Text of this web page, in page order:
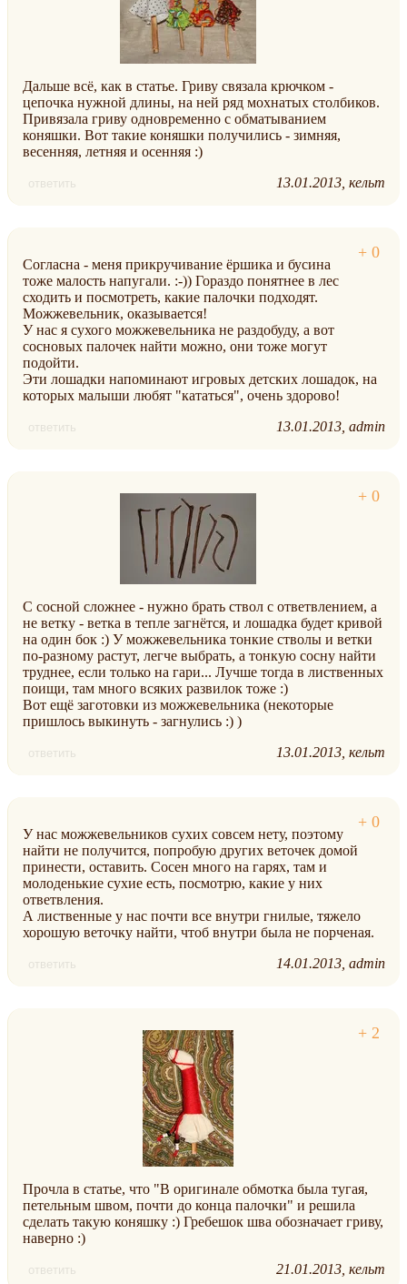
Дальше всё, как в статье. Гриву связала крючком -
цепочка нужной длины, на ней ряд мохнатых столбиков.
Привязала гриву одновременно с обматыванием
коняшки. Вот такие коняшки получились - зимняя,
весенняя, летняя и осенняя :)
ответить 13.01.2013 кельт
Согласна - меня прикручивание ёршика и бусина
тоже малость напугали. :-)) Гораздо понятнее в лес
сходить и посмотреть, какие палочки подходят.
Можжевельник, оказывается!
У нас я сухого можжевельника не раздобуду, а вот
сосновых палочек найти можно, они тоже могут
подойти.
Эти лошадки напоминают игровых детских лошадок, на
которых малыши любят "кататься", очень здорово!
ответить 13.01.2013 admin
С сосной сложнее - нужно брать ствол с ответвлением, а
не ветку - ветка в тепле загнётся, и лошадка будет кривой
на один бок :) У можжевельника тонкие стволы и ветки
по-разному растут, легче выбрать, а тонкую сосну найти
труднее, если только на гари... Лучше тогда в лиственных
поищи, там много всяких развилок тоже :)
Вот ещё заготовки из можжевельника (некоторые
пришлось выкинуть - загнулись :) )
ответить 13.01.2013 кельт
У нас можжевельников сухих совсем нету, поэтому
найти не получится, попробую других веточек домой
принести, оставить. Сосен много на гарях, там и
молоденькие сухие есть, посмотрю, какие у них
ответвления.
А лиственные у нас почти все внутри гнилые, тяжело
хорошую веточку найти, чтоб внутри была не порченая.
ответить 14.01.2013 admin
Прочла в статье, что "В оригинале обмотка была тугая,
петельным швом, почти до конца палочки" и решила
сделать такую коняшку :) Гребешок шва обозначает гриву,
наверно :)
ответить 21.01.2013 кельт